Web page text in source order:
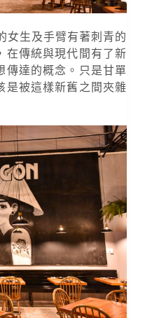
女生及手臂有著刺青的
在傳統與現代間有了新
傳達的概念。只是甘單
是被這樣新舊之間夾雜